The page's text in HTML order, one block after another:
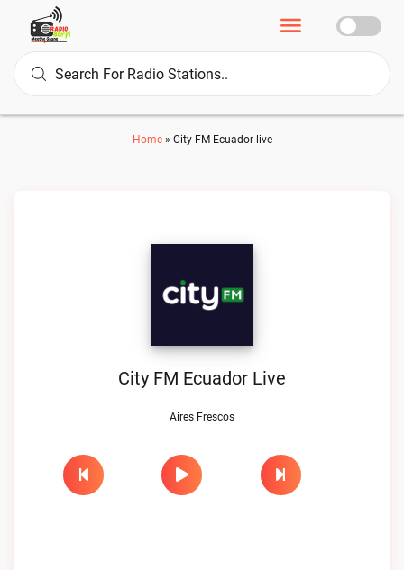
Home» City FM Ecuador live
City FM Ecuador Live
Aires Frescos